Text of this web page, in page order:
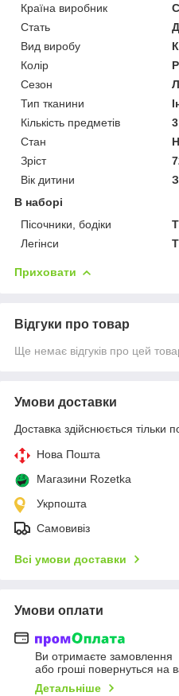
Країна виробник
Стать
Вид виробу
Колір
Сезон
Тип тканини
Кількість предметів
3
Стан
Зріст
Вік дитини
В наборі
Пісочники, бодіки
Легінси
Приховати
Відгуки про товар
Ще немає відгуків про цей
Умови доставки
Доставка здійснюється тільки
Нова Пошта
Магазини Rozetka
Укрпошта
Самовивіз
Всі умови доставки
Умови оплати
Ви отримаєте замовлення
або гроші повернуться на
Детальніше